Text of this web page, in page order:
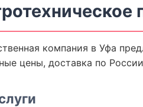
компания в Уфа
цены, доставка по